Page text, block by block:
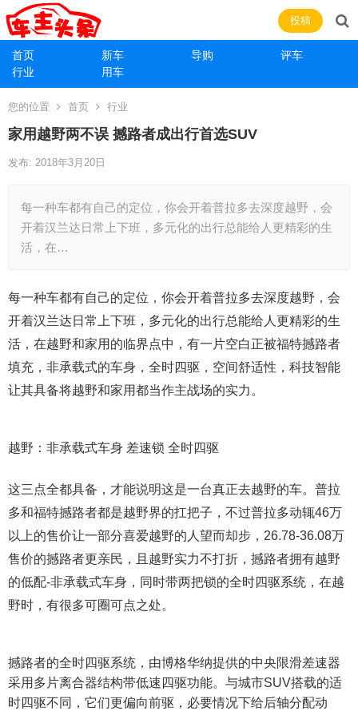
首页 新车 导购
评车
行业
用车
投稿
您的位置 首页 行业
家用越野两不误 撼路者成出行首选SUV
发布: 2018年3月20日
每一种车都有自己的定位，你会开着普拉多去深度越野，会
开着汉兰达日常上下班，多元化的出行总能给人更精彩的生
活，在…
每一种车都有自己的定位，你会开着普拉多去深度越野，会
开着汉兰达日常上下班，多元化的出行总能给人更精彩的生
活，在越野和家用的临界点中，有一片空白正被福特撼路者
填充，非承载式的车身，全时四驱，空间舒适性，科技智能
让其具备将越野和家用都当作主战场的实力。
越野：非承载式车身 差速锁 全时四驱
这三点全都具备，才能说明这是一台真正去越野的车。普拉
多和福特撼路者都是越野界的扛把子，不过普拉多动辄46万
以上的售价让一部分喜爱越野的人望而却步，26.78-36.08万
售价的撼路者更亲民，且越野实力不打折，撼路者拥有越野
的低配-非承载式车身，同时带两把锁的全时四驱系统，在越
野时，有很多可圈可点之处。
撼路者的全时四驱系统，由博格华纳提供的中央限滑差速器
采用多片离合器结构带低速四驱功能。与城市SUV搭载的适
时四驱不同，它们更偏向前驱，必要情况下给后轴分配动